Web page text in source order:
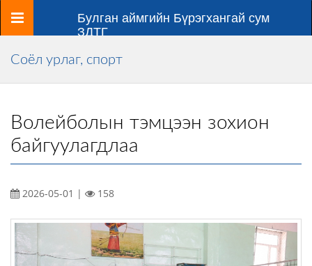
Цэс
Булган аймгийн Бүрэгхангай сум
ЗДТГ
Соёл урлаг, спорт
Волейболын тэмцээн зохион
байгуулагдлаа
2026-05-01 | 158